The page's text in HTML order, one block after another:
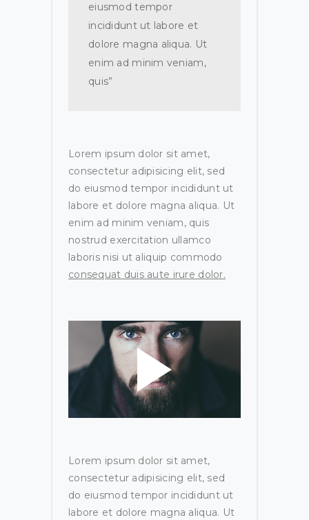
eiusmod tempor
incididunt ut labore et
dolore magna aliqua. Ut
enim ad minim veniam,
quis”
Lorem ipsum dolor sit amet,
consectetur adipisicing elit, sed
do eiusmod tempor incididunt ut
labore et dolore magna aliqua. Ut
enim ad minim veniam, quis
nostrud exercitation ullamco
laboris nisi ut aliquip commodo
consequat duis aute irure dolor.
Lorem ipsum dolor sit amet,
consectetur adipisicing elit, sed
do eiusmod tempor incididunt ut
labore et dolore magna aliqua. Ut